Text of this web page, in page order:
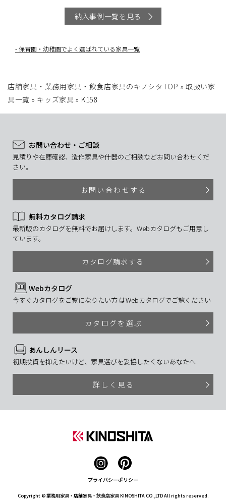
納入事例一覧を見る
保育園・幼稚園でよく選ばれている家具一覧
店舗家具・業務用家具・飲食店家具のキノシタTOP » 取扱い家
具一覧 » キッズ家具 » K158
お問い合わせ・ご相談
見積りや在庫確認、造作家具や什器のご相談などお問い合わせくだ
さい。
お問い合わせする
無料カタログ請求
最新版のカタログを無料でお届けします。Webカタログもご用意し
ています。
カタログ請求する
Webカタログ
今すぐカタログをご覧になりたい方 はWebカタログでご覧ください
カタログを選ぶ
あんしんリース
初期投資を抑えたいけど、家具選びを妥協したくないあなたへ
詳しく見る
プライバシーポリシー
Copyright © 業務用家具・店舗家具・飲食店家具 KINOSHITA CO.,LTD All rights reserved.